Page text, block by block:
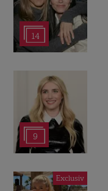
14
9
Exclusiv